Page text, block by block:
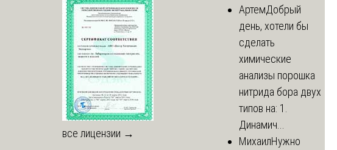
все лицензии →
АртемДобрый
день, хотели бы
сделать
химические
анализы порошка
нитрида бора двух
типов на: 1.
Динамич...
МихаилНужно